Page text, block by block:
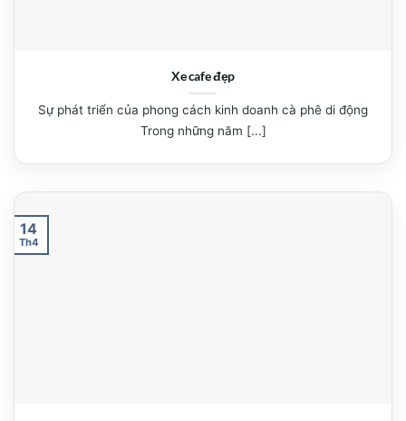
Xe cafe đẹp
Sự phát triển của phong cách kinh doanh cà phê di động
Trong những năm [...]
14
Th4